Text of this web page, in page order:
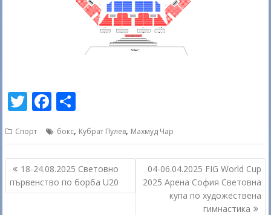
T
itt
er
F
ac
e
b
o
o
ar
e
Спорт бокс, Кубрат Пулев, Махмуд Чар
Навигация
18-24.08.2025 Световно
първенство по борба U20
04-06.04.2025 FIG World Cup
2025 Арена София Световна
купа по художествена
гимнастика